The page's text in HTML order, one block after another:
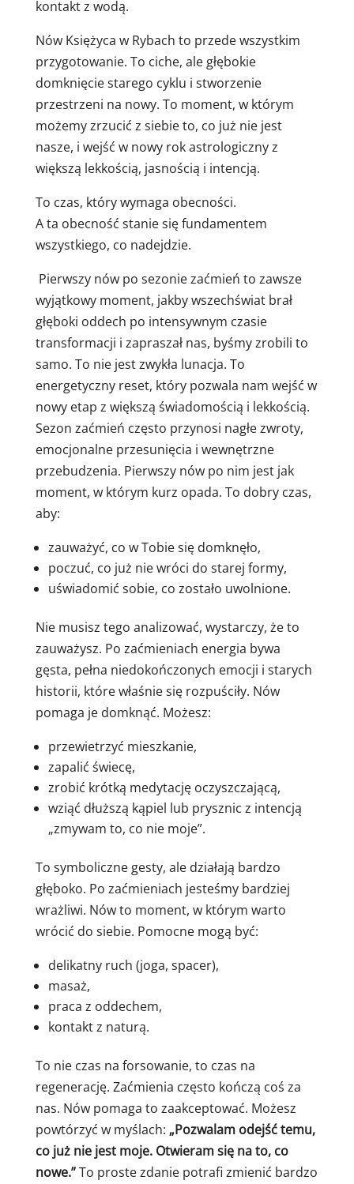
kontakt z wodą.
Nów Księżyca w Rybach to przede wszystkim
przygotowanie. To ciche, ale głębokie
domknięcie starego cyklu i stworzenie
przestrzeni na nowy. To moment, w którym
możemy zrzucić z siebie to, co już nie jest
nasze, i wejść w nowy rok astrologiczny z
większą lekkością, jasnością i intencją.
To czas, który wymaga obecności.
A ta obecność stanie się fundamentem
wszystkiego, co nadejdzie.
Pierwszy nów po sezoniezaćmień to zawsze
wyjątkowy moment, jakbywszechświat brał
głęboki oddech po intensywnym czasie
transformacji i zapraszał nas, byśmyzrobili to
samo. To nie jestzwykła lunacja. To
energetyczny reset, który pozwala nam wejść w
nowy etap z większą świadomością i lekkością.
Sezon zaćmień często przynosi nagłe zwroty,
emocjonalne przesunięcia i wewnętrzne
przebudzenia. Pierwszy nów po nim jest jak
moment, w którym kurz opada. To dobry czas,
aby:
zauważyć, co w Tobie się domknęło,
poczuć, co już nie wróci do starej formy,
uświadomić sobie, co zostało uwolnione.
Nie musisz tego analizować, wystarczy, że to
zauważysz. Po zaćmieniach energia bywa
gęsta, pełna niedokończonych emocji i starych
historii, które właśnie się rozpuściły. Nów
pomaga je domknąć. Możesz:
przewietrzyć mieszkanie,
zapalić świecę,
zrobić krótką medytację oczyszczającą,
wziąć dłuższą kąpiel lub prysznic z intencją
„zmywam to, co nie moje”.
To symboliczne gesty, ale działają bardzo
głęboko. Po zaćmieniach jesteśmy bardziej
wrażliwi. Nów to moment, w którym warto
wrócić do siebie. Pomocne mogą być:
delikatny ruch (joga, spacer),
masaż,
praca z oddechem,
kontakt z naturą.
To nie czas na forsowanie, to czas na
regenerację. Zaćmienia często kończą coś za
nas. Nów pomaga to zaakceptować. Możesz
powtórzyć w myślach: „Pozwalam odejść temu,
co już nie jest moje. Otwieram się na to, co
nowe.”To proste zdanie potrafi zmienić bardzo